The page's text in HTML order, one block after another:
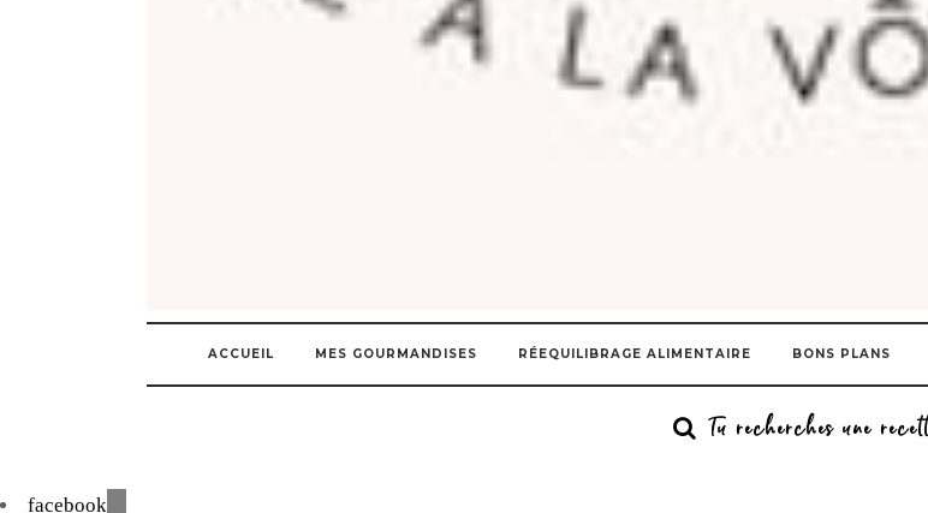
ACCUEIL MES GOURMANDISES RÉEQUILIBRAGE ALIMENTAIRE BONS PLANS
facebook